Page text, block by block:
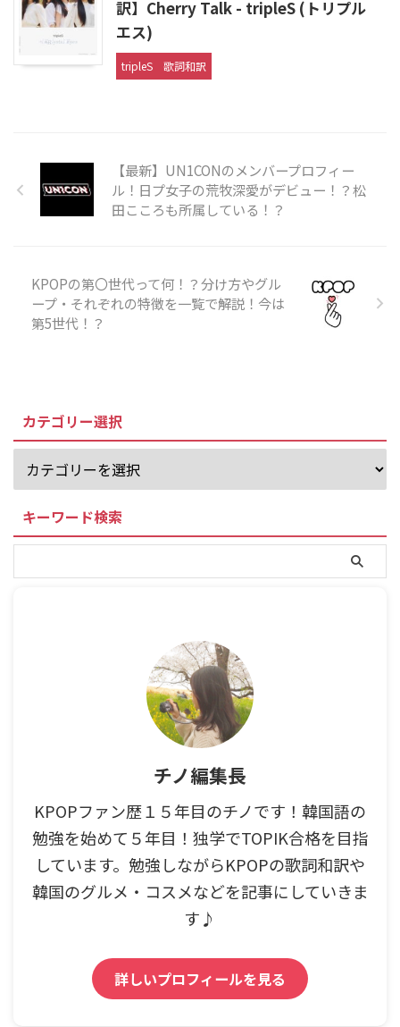
訳】Cherry Talk - tripleS (トリプル
エス)
tripleS 歌詞和訳
【最新】UN1CONのメンバープロフィー
ル！日プ女子の荒牧深愛がデビュー！？松
田こころも所属している！？
KPOPの第〇世代って何！？分け方やグル
ープ・それぞれの特徴を一覧で解説！今は
第5世代！？
カテゴリー選択
キーワード検索
チノ編集長
KPOPファン歴１５年目のチノです！韓国語の
勉強を始めて５年目！独学でTOPIK合格を目指
しています。勉強しながらKPOPの歌詞和訳や
韓国のグルメ・コスメなどを記事にしていきま
す♪
詳しいプロフィールを見る